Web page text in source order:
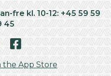
fre kl. 10-12: +45 59 59
45